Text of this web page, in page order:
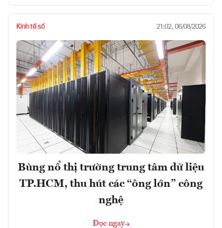
Kinh tế số 21:02, 06/08/2026
Bùng nổ thị trường trung tâm dữ liệu
TP.HCM, thu hút các “ông lớn” công
nghệ
Đọc ngay